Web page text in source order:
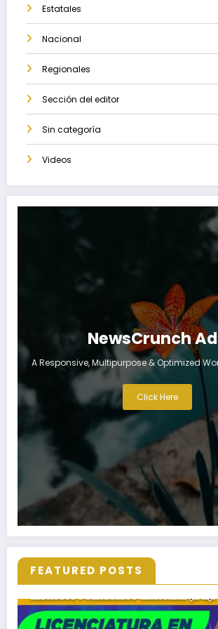
Estatales
Nacional
Regionales
Sección del editor
Sin categoría
Videos
NewsCrunch
A Responsive, Multipurpose & Optimized
Click Here
FEATURED POSTS